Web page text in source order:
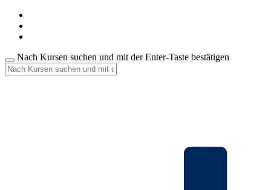
Nach Kursen suchen und mit der Enter-Taste bestätigen